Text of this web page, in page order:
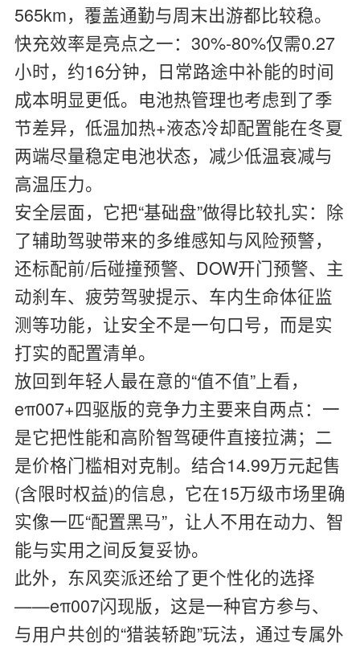
565km，覆盖通勤与周末出游都比较稳。
快充效率是亮点之一：30%-80%仅需0.27
小时，约16分钟，日常路途中补能的时间
成本明显更低。电池热管理也考虑到了季
节差异，低温加热+液态冷却配置能在冬夏
两端尽量稳定电池状态，减少低温衰减与
高温压力。
安全层面，它把“基础盘”做得比较扎实：除
了辅助驾驶带来的多维感知与风险预警，
还标配前/后碰撞预警、DOW开门预警、主
动刹车、疲劳驾驶提示、车内生命体征监
测等功能，让安全不是一句口号，而是实
打实的配置清单。
放回到年轻人最在意的“值不值”上看，
eπ007+四驱版的竞争力主要来自两点：一
是它把性能和高阶智驾硬件直接拉满；二
是价格门槛相对克制。结合14.99万元起售
(含限时权益)的信息，它在15万级市场里确
实像一匹“配置黑马”，让人不用在动力、智
能与实用之间反复妥协。
此外，东风奕派还给了更个性化的选择
——eπ007闪现版，这是一种官方参与、
与用户共创的“猎装轿跑”玩法，通过专属外